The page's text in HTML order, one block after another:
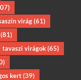
virág(61)
(81)
tavaszi virágok(65)
kert(39)